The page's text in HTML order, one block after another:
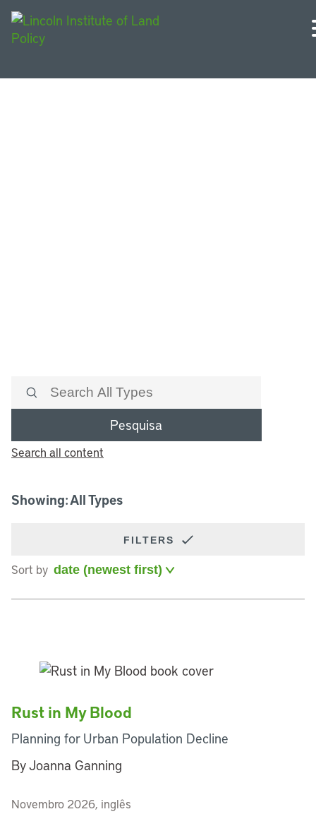
Pesquisa
Search all content
Showing: All Types
FILTERS
Sort by
Rust in My Blood
Planning for Urban Population Decline
By Joanna Ganning
Novembro 2026, inglês